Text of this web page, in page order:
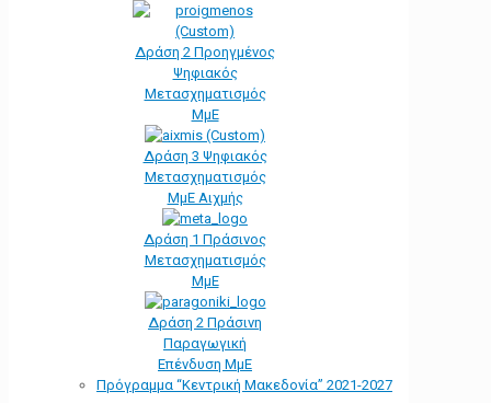
Δράση 2 Προηγμένος
Ψηφιακός
Μετασχηματισμός
ΜμΕ
Δράση 3 Ψηφιακός
Μετασχηματισμός
ΜμΕ Αιχμής
Δράση 1 Πράσινος
Μετασχηματισμός
ΜμΕ
Δράση 2 Πράσινη
Παραγωγική
Επένδυση ΜμΕ
Πρόγραμμα “Κεντρική Μακεδονία” 2021-2027